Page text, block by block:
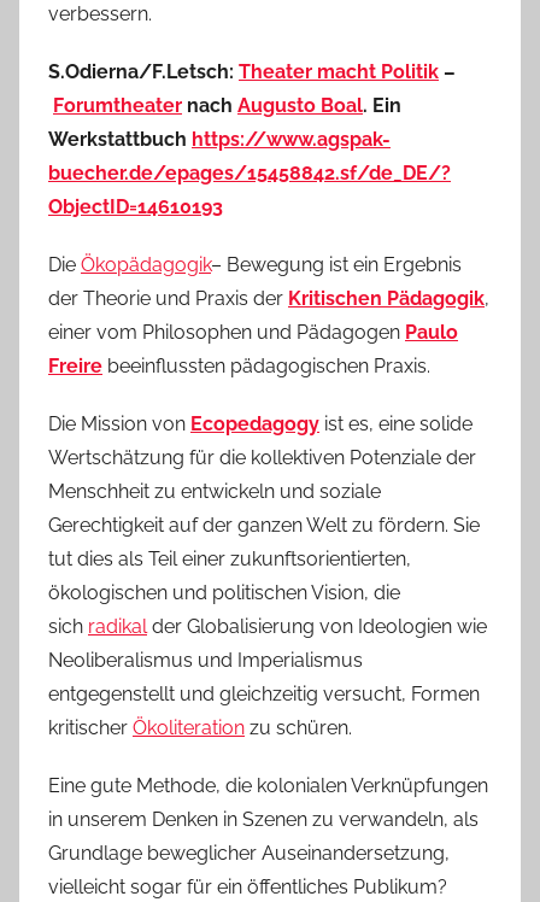
verbessern.
S.Odierna/F.Letsch: Theater macht Politik –
Forumtheater nach Augusto Boal. Ein
Werkstattbuch https://www.agspak-
buecher.de/epages/15458842.sf/de_DE/?
ObjectID=14610193
Die Ökopädagogik– Bewegung ist ein Ergebnis
der Theorie und Praxis der Kritischen Pädagogik,
einer vom Philosophen und Pädagogen Paulo
Freire beeinflussten pädagogischen Praxis.
Die Mission von Ecopedagogy ist es, eine solide
Wertschätzung für die kollektiven Potenziale der
Menschheit zu entwickeln und soziale
Gerechtigkeit auf der ganzen Welt zu fördern. Sie
tut dies als Teil einer zukunftsorientierten,
ökologischen und politischen Vision, die
sich radikal der Globalisierung von Ideologien wie
Neoliberalismus und Imperialismus
entgegenstellt und gleichzeitig versucht, Formen
kritischer Ökoliteration zu schüren.
Eine gute Methode, die kolonialen Verknüpfungen
in unserem Denken in Szenen zu verwandeln, als
Grundlage beweglicher Auseinandersetzung,
vielleicht sogar für ein öffentliches Publikum?